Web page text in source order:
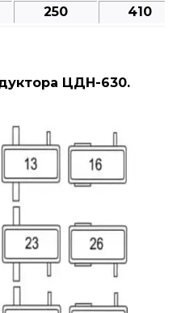
250 410
ЦДН-630.